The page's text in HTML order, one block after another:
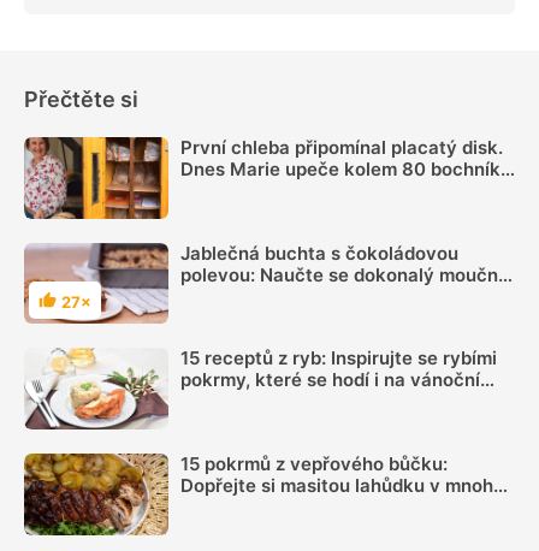
Přečtěte si
První chleba připomínal placatý disk.
Dnes Marie upeče kolem 80 bochníků
Hodnocení
27×
Jablečná buchta s čokoládovou
polevou: Naučte se dokonalý moučník
15 receptů z ryb: Inspirujte se rybími
pokrmy, které se hodí i na vánoční
15 pokrmů z vepřového bůčku:
Dopřejte si masitou lahůdku v mnoha